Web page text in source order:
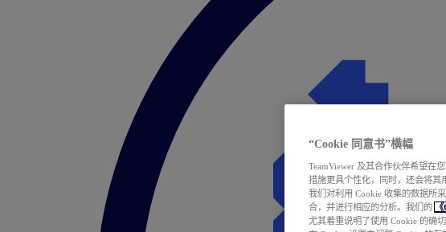
“Cookie 同意书”横幅
TeamViewer 及其合作伙伴希望在
措施更具个性化，同时，还会将其
我们对利用 Cookie 收集的数据所
合，并进行相应的分析。我们的
尤其着重说明了使用 Cookie 的确